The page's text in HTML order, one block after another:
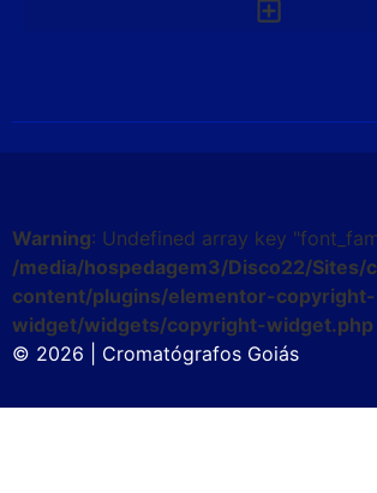
Warning: Undefined array key
/media/hospedagem3/Disco22/
content/plugins/elementor-copyright-
widget/widgets/copyright-widget.php
© 2026 | Cromatógrafos Goiás